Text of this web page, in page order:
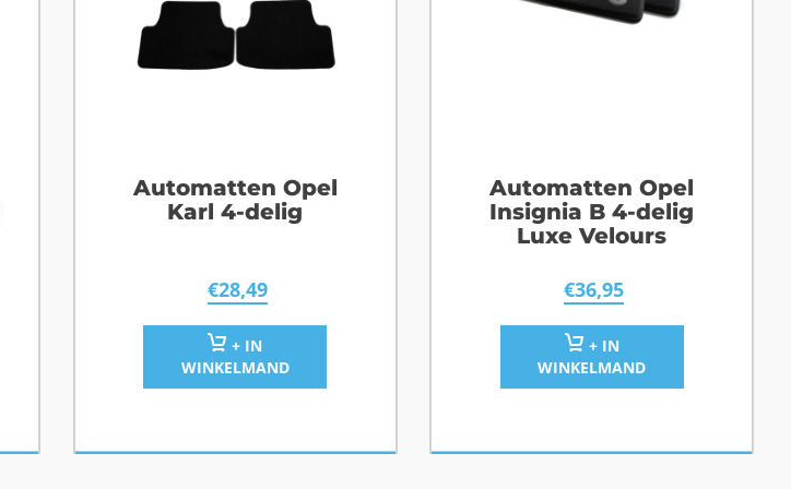
Automatten Opel
Karl 4-delig
€28,49
+ IN
WINKELMAND
Automatten Opel
Insignia B 4-delig
Luxe Velours
€36,95
+ IN
WINKELMAND